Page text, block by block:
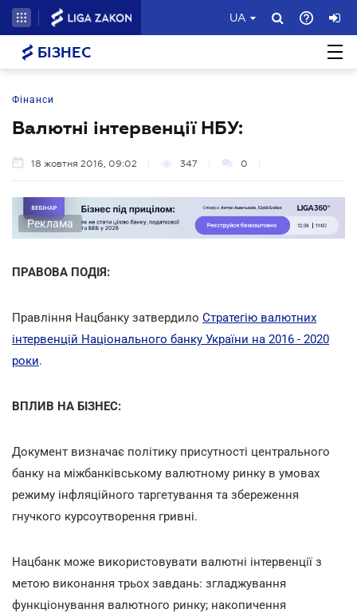
UA
БІЗНЕС
Фінанси
Валютні інтервенції НБУ:
18 жовтня 2016, 09:02 347 0
Реклама
ПРАВОВА ПОДІЯ:
Правління Нацбанку затвердило Стратегію валютних
інтервенцій Національного банку України на 2016 - 2020
роки.
ВПЛИВ НА БІЗНЕС:
Документ визначає політику присутності центрального
банку на міжбанківському валютному ринку в умовах
режиму інфляційного таргетування та збереження
гнучкого курсоутворення гривні.
Нацбанк може використовувати валютні інтервенції з
метою виконання трьох завдань: згладжування
функціонування валютного ринку; накопичення